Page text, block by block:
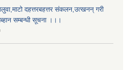
दहत्तरबहत्तर संकलन,उत्खनन् गरी
सम्बन्धी सूचना ।।।